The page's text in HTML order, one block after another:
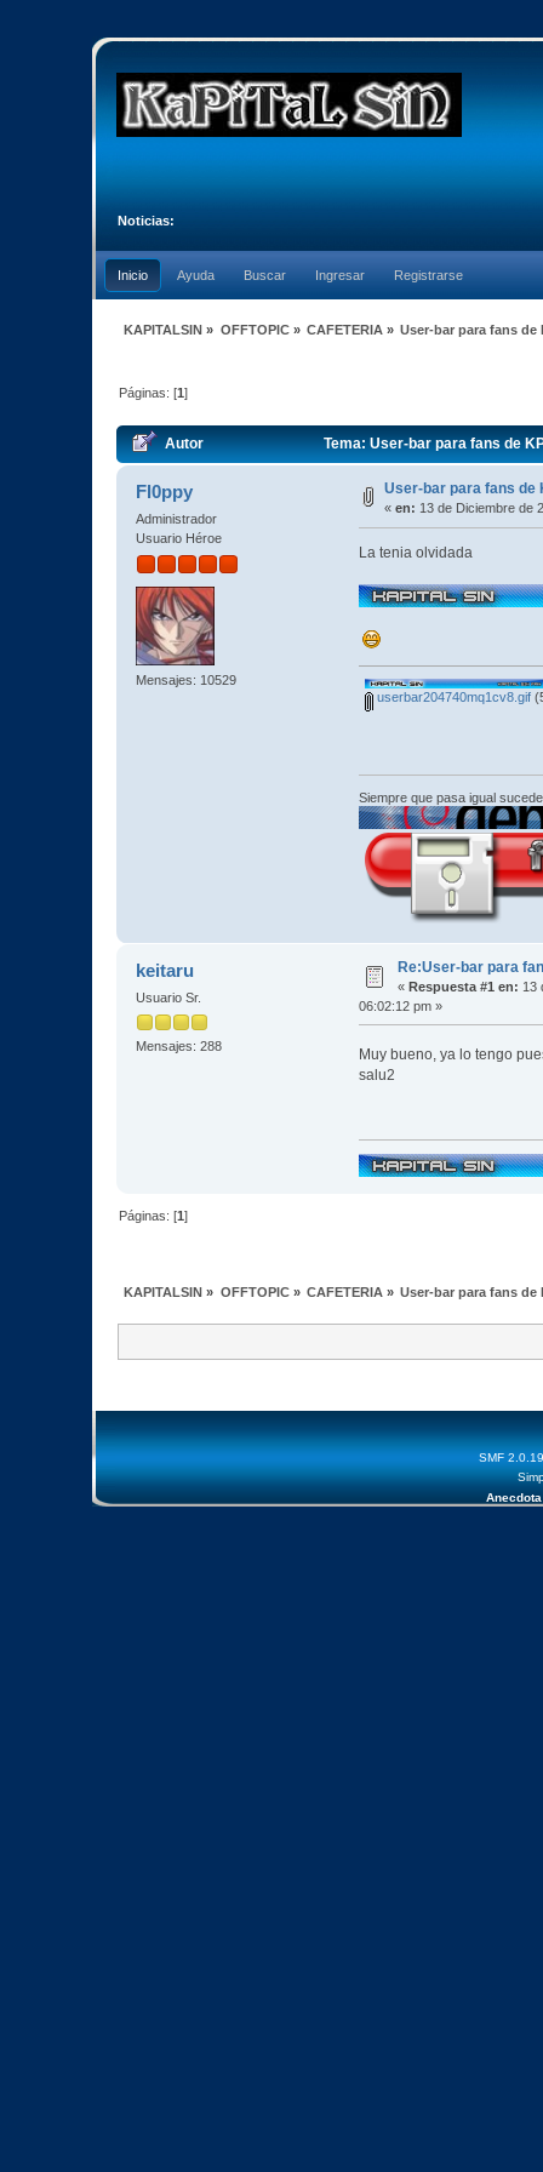
Noticias:
Inicio Ayuda Buscar Ingresar Registrarse
KAPITALSIN » OFFTOPIC» CAFETERIA» User-bar para fans de
Páginas: [1]
Autor Tema: User-bar para fans de
Fl0ppy
Administrador
Usuario Héroe
Mensajes: 10529
User-bar para fans de
« en: 13 de Diciembre de
La tenia olvidada
userbar204740mq1cv8.gif
Siempre que pasa igual
keitaru
Usuario Sr.
Mensajes: 288
Re:User-bar para
« Respuesta #1 en: 13
06:02:12 pm »
Muy bueno, ya lo tengo
salu2
Páginas: [1]
KAPITALSIN » OFFTOPIC» CAFETERIA» User-bar para fans de
SMF 2.0.19
Anecdota